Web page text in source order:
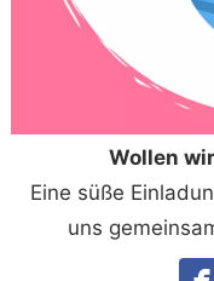
Wollen
Eine süße
uns